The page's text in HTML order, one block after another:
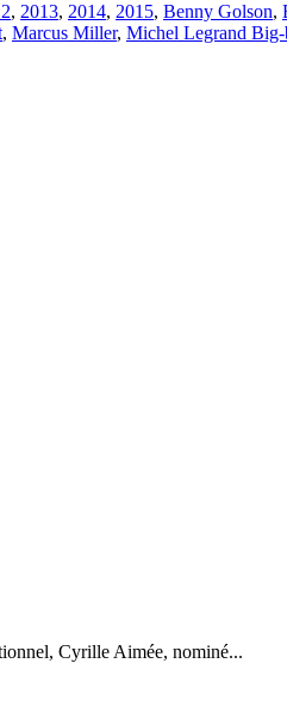
, 2013, 2014, 2015, Benny Golson,
, Marcus Miller, Michel Legrand Big-
Cyrille Aimée, nominé...